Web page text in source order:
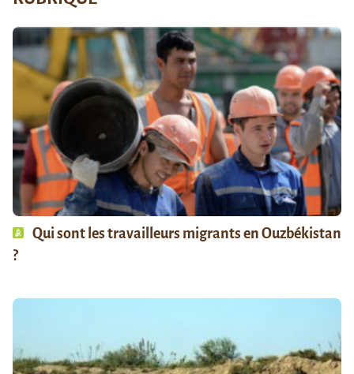
Qui sont les travailleurs migrants en Ouzbékistan
?